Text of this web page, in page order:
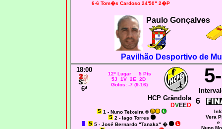
6-6 Tom�s Cardoso 24'50" 2�P
Paulo Gonçalves
Pavilhão Desportivo de
18:00
6ª
12º Lugar 5 Pts
5J 1V 2E 2D
Golos: -7 (9-16)
HCP Grândola
DVEED 6
1 - Nuno Teixeira ®
2 - Iago Torres
5 - José Bernardo "Tanaka" �
Vera
e
Nuno